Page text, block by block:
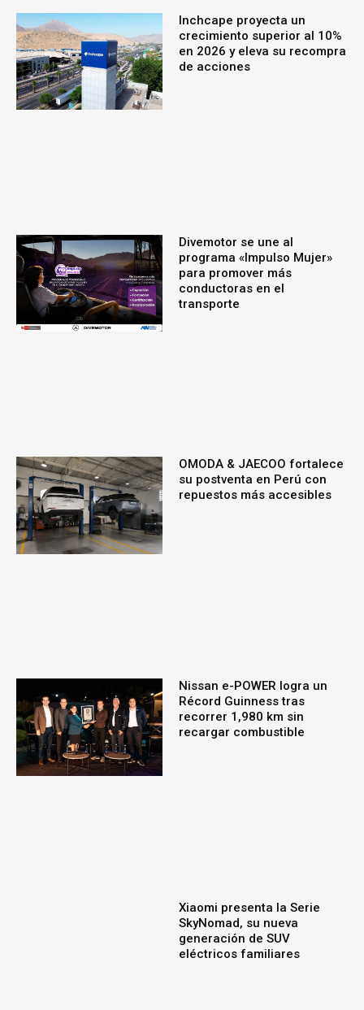
Inchcape proyecta un
crecimiento superior al 10%
en 2026 y eleva su recompra
de acciones
Divemotor se une al
programa «Impulso Mujer»
para promover más
conductoras en el
transporte
OMODA & JAECOO fortalece
su postventa en Perú con
repuestos más accesibles
Nissan e-POWER logra un
Récord Guinness tras
recorrer 1,980 km sin
recargar combustible
Xiaomi presenta la Serie
SkyNomad, su nueva
generación de SUV
eléctricos familiares